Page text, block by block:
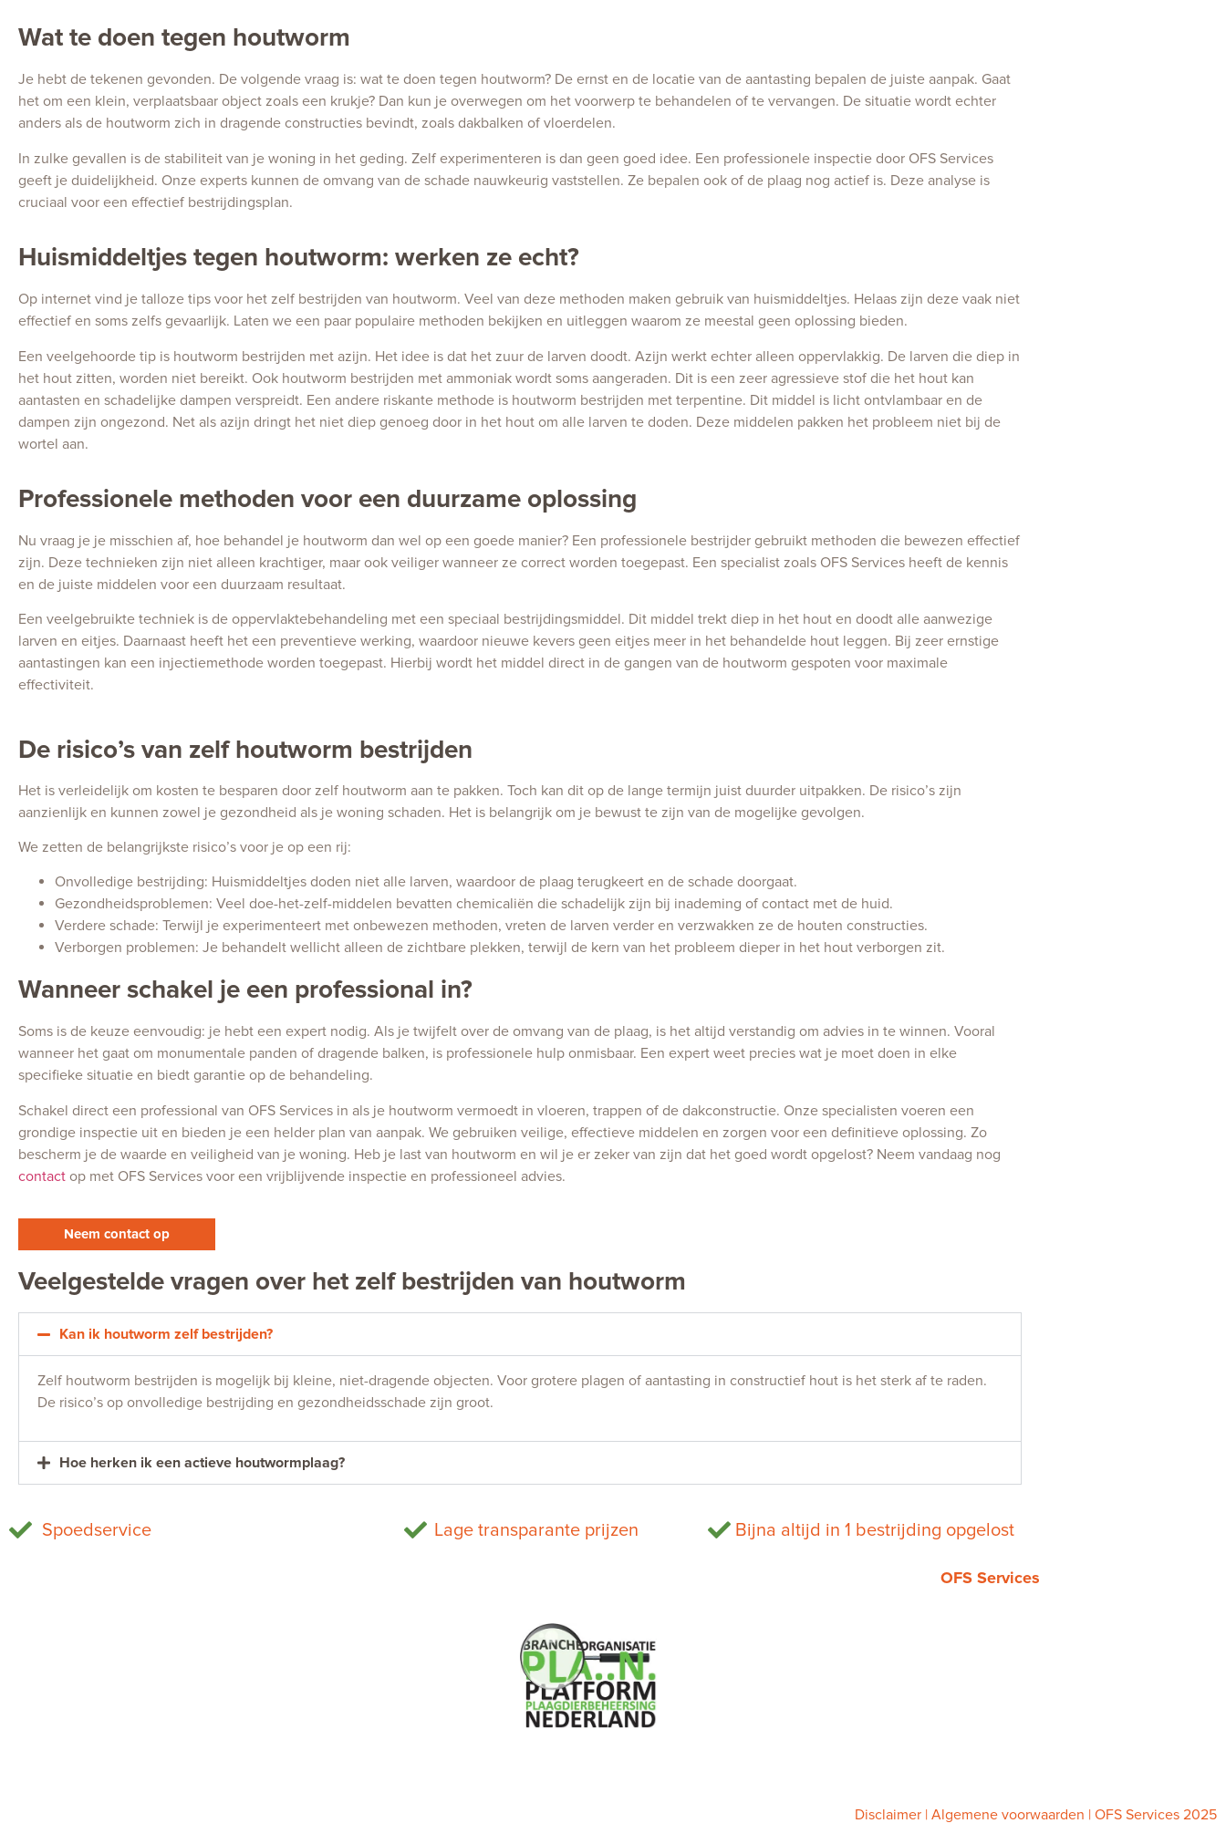
Wat te doen tegen houtworm
Je hebt de tekenen gevonden. De volgende vraag is: wat te doen tegen houtworm? De ernst en de locatie van de aantasting bepalen de juiste aanpak. Gaat
het om een klein, verplaatsbaar object zoals een krukje? Dan kun je overwegen om het voorwerp te behandelen of te vervangen. De situatie wordt echter
anders als de houtworm zich in dragende constructies bevindt, zoals dakbalken of vloerdelen.
In zulke gevallen is de stabiliteit van je woning in het geding. Zelf experimenteren is dan geen goed idee. Een professionele inspectie door OFS Services
geeft je duidelijkheid. Onze experts kunnen de omvang van de schade nauwkeurig vaststellen. Ze bepalen ook of de plaag nog actief is. Deze analyse is
cruciaal voor een effectief bestrijdingsplan.
Huismiddeltjes tegen houtworm: werken ze echt?
Op internet vind je talloze tips voor het zelf bestrijden van houtworm. Veel van deze methoden maken gebruik van huismiddeltjes. Helaas zijn deze vaak niet
effectief en soms zelfs gevaarlijk. Laten we een paar populaire methoden bekijken en uitleggen waarom ze meestal geen oplossing bieden.
Een veelgehoorde tip is houtworm bestrijden met azijn. Het idee is dat het zuur de larven doodt. Azijn werkt echter alleen oppervlakkig. De larven die diep in
het hout zitten, worden niet bereikt. Ook houtworm bestrijden met ammoniak wordt soms aangeraden. Dit is een zeer agressieve stof die het hout kan
aantasten en schadelijke dampen verspreidt. Een andere riskante methode is houtworm bestrijden met terpentine. Dit middel is licht ontvlambaar en de
dampen zijn ongezond. Net als azijn dringt het niet diep genoeg door in het hout om alle larven te doden. Deze middelen pakken het probleem niet bij de
wortel aan.
Professionele methoden voor een duurzame oplossing
Nu vraag je je misschien af, hoe behandel je houtworm dan wel op een goede manier? Een professionele bestrijder gebruikt methoden die bewezen effectief
zijn. Deze technieken zijn niet alleen krachtiger, maar ook veiliger wanneer ze correct worden toegepast. Een specialist zoals OFS Services heeft de kennis
en de juiste middelen voor een duurzaam resultaat.
Een veelgebruikte techniek is de oppervlaktebehandeling met een speciaal bestrijdingsmiddel. Dit middel trekt diep in het hout en doodt alle aanwezige
larven en eitjes. Daarnaast heeft het een preventieve werking, waardoor nieuwe kevers geen eitjes meer in het behandelde hout leggen. Bij zeer ernstige
aantastingen kan een injectiemethode worden toegepast. Hierbij wordt het middel direct in de gangen van de houtworm gespoten voor maximale
effectiviteit.
De risico’s van zelf houtworm bestrijden
Het is verleidelijk om kosten te besparen door zelf houtworm aan te pakken. Toch kan dit op de lange termijn juist duurder uitpakken. De risico’s zijn
aanzienlijk en kunnen zowel je gezondheid als je woning schaden. Het is belangrijk om je bewust te zijn van de mogelijke gevolgen.
We zetten de belangrijkste risico’s voor je op een rij:
Onvolledige bestrijding: Huismiddeltjes doden niet alle larven, waardoor de plaag terugkeert en de schade doorgaat.
Gezondheidsproblemen: Veel doe-het-zelf-middelen bevatten chemicaliën die schadelijk zijn bij inademing of contact met de huid.
Verdere schade: Terwijl je experimenteert met onbewezen methoden, vreten de larven verder en verzwakken ze de houten constructies.
Verborgen problemen: Je behandelt wellicht alleen de zichtbare plekken, terwijl de kern van het probleem dieper in het hout verborgen zit.
Wanneer schakel je een professional in?
Soms is de keuze eenvoudig: je hebt een expert nodig. Als je twijfelt over de omvang van de plaag, is het altijd verstandig om advies in te winnen. Vooral
wanneer het gaat om monumentale panden of dragende balken, is professionele hulp onmisbaar. Een expert weet precies wat je moet doen in elke
specifieke situatie en biedt garantie op de behandeling.
Schakel direct een professional van OFS Services in als je houtworm vermoedt in vloeren, trappen of de dakconstructie. Onze specialisten voeren een
grondige inspectie uit en bieden je een helder plan van aanpak. We gebruiken veilige, effectieve middelen en zorgen voor een definitieve oplossing. Zo
bescherm je de waarde en veiligheid van je woning. Heb je last van houtworm en wil je er zeker van zijn dat het goed wordt opgelost? Neem vandaag nog
contact op met OFS Services voor een vrijblijvende inspectie en professioneel advies.
Neem contact op
Veelgestelde vragen over het zelf bestrijden van houtworm
Kan ik houtworm zelf bestrijden?
Zelf houtworm bestrijden is mogelijk bij kleine, niet-dragende objecten. Voor grotere plagen of aantasting in constructief hout is het sterk af te raden.
De risico’s op onvolledige bestrijding en gezondheidsschade zijn groot.
Hoe herken ik een actieve houtwormplaag?
Spoedservice Lage transparante prijzen Bijna altijd in 1 bestrijding opgelost
OFS Services
Disclaimer | Algemene voorwaarden | OFS Services 2025